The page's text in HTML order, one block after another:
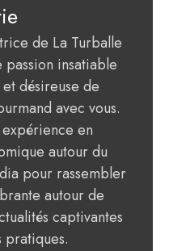
de La Turballe
insatiable
désireuse de
avec vous.
en
autour du
pour rassembler
autour de
captivantes
pratiques.